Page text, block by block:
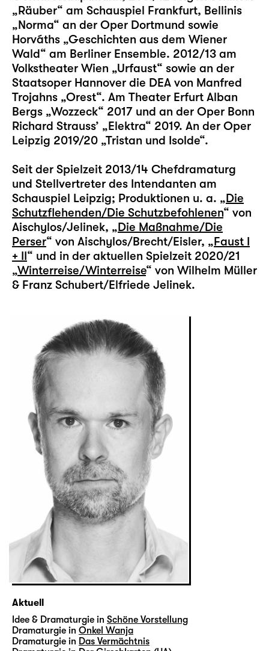
„Räuber“ am Schauspiel Frankfurt, Bellinis
„Norma“ an der Oper Dortmund sowie
Horváths „Geschichten aus dem Wiener
Wald“ am Berliner Ensemble. 2012/13 am
Volkstheater Wien „Urfaust“ sowie an der
Staatsoper Hannover die DEA von Manfred
Trojahns „Orest“. Am Theater Erfurt Alban
Bergs „Wozzeck“ 2017 und an der Oper Bonn
Richard Strauss’ „Elektra“ 2019. An der Oper
Leipzig 2019/20 „Tristan und Isolde“.
Seit der Spielzeit 2013/14 Chefdramaturg
und Stellvertreter des Intendanten am
Schauspiel Leipzig; Produktionen u. a. „Die
Schutzflehenden/Die Schutzbefohlenen“ von
Aischylos/Jelinek, „Die Maßnahme/Die
Perser“ von Aischylos/Brecht/Eisler, „Faust I
+ II“ und in der aktuellen Spielzeit 2020/21
„Winterreise/Winterreise“ von Wilhelm Müller
& Franz Schubert/Elfriede Jelinek.
Aktuell
Idee & Dramaturgie in Schöne Vorstellung
Dramaturgie in Onkel Wanja
Dramaturgie in Das Vermächtnis